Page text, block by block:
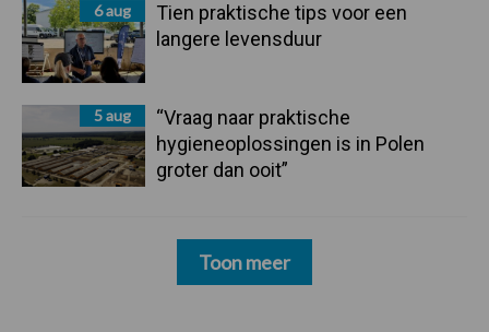
6 aug
Tien praktische tips voor een
langere levensduur
5 aug
“Vraag naar praktische
hygieneoplossingen is in Polen
groter dan ooit”
Toon meer